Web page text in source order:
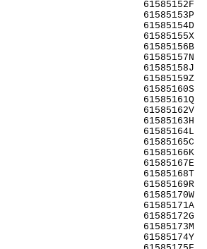
61585152F
61585153P
61585154D
61585155X
61585156B
61585157N
61585158J
61585159Z
61585160S
61585161Q
61585162V
61585163H
61585164L
61585165C
61585166K
61585167E
61585168T
61585169R
61585170W
61585171A
61585172G
61585173M
61585174Y